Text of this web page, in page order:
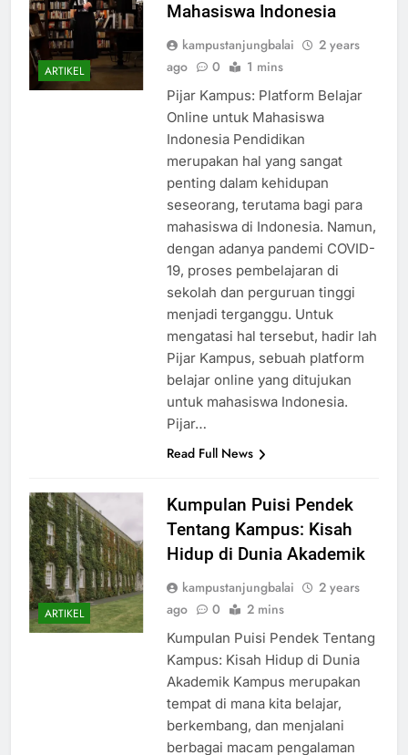
ARTIKEL
Mahasiswa Indonesia
kampustanjungbalai
2 years
ago
0 1 mins
Pijar Kampus: Platform Belajar
Online untuk Mahasiswa
Indonesia Pendidikan
merupakan hal yang sangat
penting dalam kehidupan
seseorang, terutama bagi para
mahasiswa di Indonesia. Namun,
dengan adanya pandemi COVID-
19, proses pembelajaran di
sekolah dan perguruan tinggi
menjadi terganggu. Untuk
mengatasi hal tersebut, hadir lah
Pijar Kampus, sebuah platform
belajar online yang ditujukan
untuk mahasiswa Indonesia.
Pijar…
Read Full News
ARTIKEL
Kumpulan Puisi Pendek
Tentang Kampus: Kisah
Hidup di Dunia Akademik
kampustanjungbalai
2 years
ago
0 2 mins
Kumpulan Puisi Pendek Tentang
Kampus: Kisah Hidup di Dunia
Akademik Kampus merupakan
tempat di mana kita belajar,
berkembang, dan menjalani
berbagai macam pengalaman